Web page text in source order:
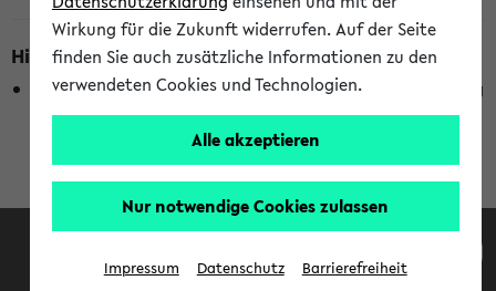
Hinweise zur Liste
Die Anzeige ist semesterübergreifend und nicht abhängig
vom im eKVV gewählten Semester.
Facebook Instagram LinkedIn TikTok
Wirkung für die Zukunft widerrufen. Auf der Seite
finden Sie auch zusätzliche Informationen zu den
verwendeten Cookies und Technologien.
Alle akzeptieren
Nur notwendige Cookies zulassen
Impressum Datenschutz Barrierefreiheit